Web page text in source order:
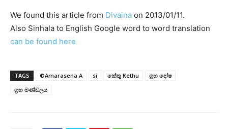
We found this article from Divaina on 2013/01/11.
Also Sinhala to English Google word to word translation
can be found here
TAGS ©Amarasena A si කේතු Kethu
ග්‍රහ දෝෂ
ග්‍රහ මණ්‌ඩලය